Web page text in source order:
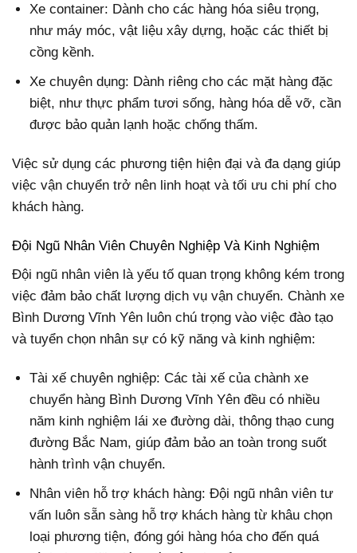
Xe container: Dành cho các hàng hóa siêu trọng,
như máy móc, vật liệu xây dựng, hoặc các thiết bị
cồng kềnh.
Xe chuyên dụng: Dành riêng cho các mặt hàng đặc
biệt, như thực phẩm tươi sống, hàng hóa dễ vỡ, cần
được bảo quản lạnh hoặc chống thấm.
Việc sử dụng các phương tiện hiện đại và đa dạng giúp
việc vận chuyển trở nên linh hoạt và tối ưu chi phí cho
khách hàng.
Đội Ngũ Nhân Viên Chuyên Nghiệp Và Kinh Nghiệm
Đội ngũ nhân viên là yếu tố quan trọng không kém trong
việc đảm bảo chất lượng dịch vụ vận chuyển. Chành xe
Bình Dương Vĩnh Yên luôn chú trọng vào việc đào tạo
và tuyển chọn nhân sự có kỹ năng và kinh nghiệm:
Tài xế chuyên nghiệp: Các tài xế của chành xe
chuyển hàng Bình Dương Vĩnh Yên đều có nhiều
năm kinh nghiệm lái xe đường dài, thông thạo cung
đường Bắc Nam, giúp đảm bảo an toàn trong suốt
hành trình vận chuyển.
Nhân viên hỗ trợ khách hàng: Đội ngũ nhân viên tư
vấn luôn sẵn sàng hỗ trợ khách hàng từ khâu chọn
loại phương tiện, đóng gói hàng hóa cho đến quá